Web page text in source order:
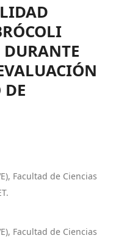
Facultad de Ciencias
Facultad de Ciencias